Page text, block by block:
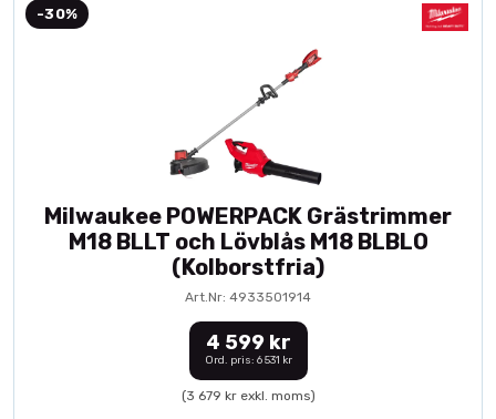
-30%
Milwaukee POWERPACK Grästrimmer
M18 BLLT och Lövblås M18 BLBLO
(Kolborstfria)
Art.Nr: 4933501914
4 599 kr
Ord. pris: 6 531 kr
(3 679 kr exkl. moms)